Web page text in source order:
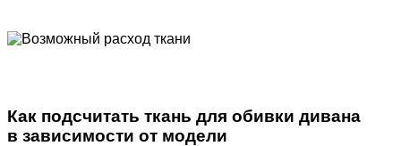
Как подсчитать ткань для обивки дивана
в зависимости от модели